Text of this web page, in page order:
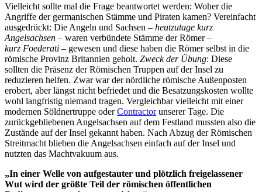
Vielleicht sollte mal die Frage beantwortet werden: Woher die
Angriffe der germanischen Stämme und Piraten kamen? Vereinfacht
ausgedrückt: Die Angeln und Sachsen – heutzutage kurz
Angelsachsen – waren verbündete Stämme der Römer –
kurz Foederati – gewesen und diese haben die Römer selbst in die
römische Provinz Britannien geholt. Zweck der Übung: Diese
sollten die Präsenz der Römischen Truppen auf der Insel zu
reduzieren helfen. Zwar war der nördliche römische Außenposten
erobert, aber längst nicht befriedet und die Besatzungskosten wollte
wohl langfristig niemand tragen. Vergleichbar vielleicht mit einer
modernen Söldnertruppe oderContractorunserer Tage. Die
zurückgebliebenen Angelsachsen auf dem Festland mussten also die
Zustände auf der Insel gekannt haben. Nach Abzug der Römischen
Streitmacht blieben die Angelsachsen einfach auf der Insel und
nutzten das Machtvakuum aus.
„In einer Welle von aufgestauter und plötzlich freigelassener
Wut wird der größte Teil der römischen öffentlichen